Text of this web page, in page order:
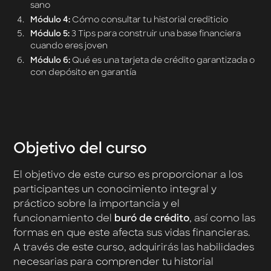
sano
Módulo 4: Cómo consultar tu historial crediticio
Módulo 5:3 Tips para construir una base financiera
cuando eres joven
Módulo 6: Qué es una tarjeta de crédito garantizada o
con depósito en garantía
Objetivo del curso
El objetivo de este curso es proporcionar a los
participantes un conocimiento integral y
práctico sobre la importancia y el
funcionamiento del buró de crédito, así como las
formas en que este afecta sus vidas financieras.
A través de este curso, adquirirás las habilidades
necesarias para comprender tu historial